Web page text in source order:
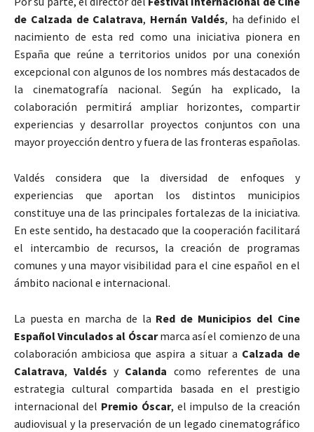
de Calzada de Calatrava, Hernán Valdés, ha definido el
nacimiento de esta red como una iniciativa pionera en
España que reúne a territorios unidos por una conexión
excepcional con algunos de los nombres más destacados de
la cinematografía nacional. Según ha explicado, la
colaboración permitirá ampliar horizontes, compartir
experiencias y desarrollar proyectos conjuntos con una
mayor proyección dentro y fuera de las fronteras españolas.
Valdés considera que la diversidad de enfoques y
experiencias que aportan los distintos municipios
constituye una de las principales fortalezas de la iniciativa.
En este sentido, ha destacado que la cooperación facilitará
el intercambio de recursos, la creación de programas
comunes y una mayor visibilidad para el cine español en el
ámbito nacional e internacional.
La puesta en marcha de la Red de Municipios del Cine
Español Vinculados al Óscarmarca así el comienzo de una
colaboración ambiciosa que aspira a situar a Calzada de
Calatrava,Valdés y Calanda como referentes de una
estrategia cultural compartida basada en el prestigio
internacional del Premio Óscar, el impulso de la creación
audiovisual y la preservación de un legado cinematográfico